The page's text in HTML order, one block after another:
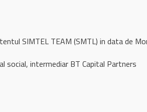
SIMTEL TEAM (SMTL) in data de
social, intermediar BT Capital Partners